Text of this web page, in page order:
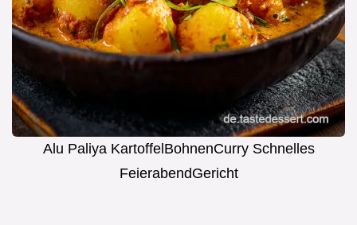
Alu Paliya KartoffelBohnenCurry Schnelles
FeierabendGericht